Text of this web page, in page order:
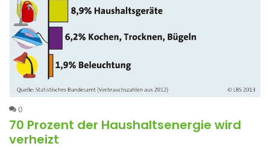
0
70 Prozent der Haushaltsenergie wird
verheizt